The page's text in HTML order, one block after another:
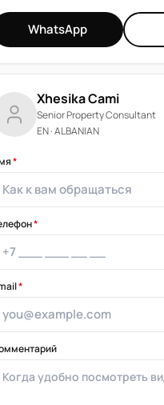
WhatsApp
Xhesika Cami
Senior Property Consultant
EN · ALBANIAN
*
*
*